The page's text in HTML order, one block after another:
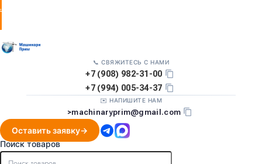
заявку
📞 СВЯЖИТЕСЬ С НАМИ
+7 (908) 982-31-00
+7 (994) 005-34-37
✉️ НАПИШИТЕ НАМ
>machinaryprim@gmail.com
Оставить заявку
Поиск товаров